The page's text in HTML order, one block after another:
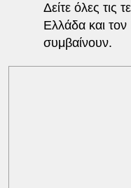
Δείτε όλες τις
Ελλάδα και
συμβαίνουν.